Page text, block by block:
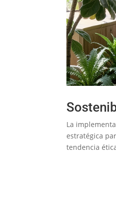
La
estratégica
tendencia